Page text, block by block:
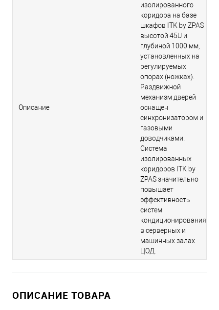
Описание
изолированного
коридора на базе
шкафов ITK by ZPAS
высотой 45U и
глубиной 1000 мм,
установленных на
регулируемых
опорах (ножках).
Раздвижной
механизм дверей
оснащен
синхронизатором и
газовыми
доводчиками.
Система
изолированных
коридоров ITK by
ZPAS значительно
повышает
эффективность
систем
кондиционирования
в серверных и
машинных залах
ЦОД.
ОПИСАНИЕ ТОВАРА